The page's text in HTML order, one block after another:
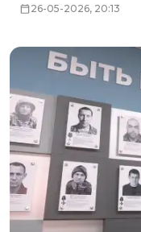
26-05-2026, 20:13